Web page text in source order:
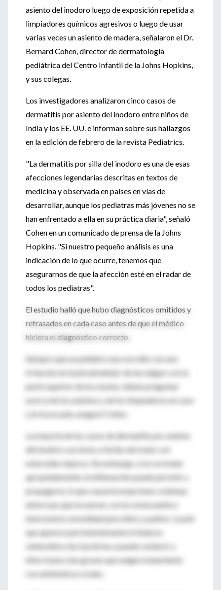
asiento del inodoro luego de exposición repetida a
limpiadores químicos agresivos o luego de usar
varias veces un asiento de madera, señalaron el Dr.
Bernard Cohen, director de dermatología
pediátrica del Centro Infantil de la Johns Hopkins,
y sus colegas.
Los investigadores analizaron cinco casos de
dermatitis por asiento del inodoro entre niños de
India y los EE. UU. e informan sobre sus hallazgos
en la edición de febrero de la revista Pediatrics.
"La dermatitis por silla del inodoro es una de esas
afecciones legendarias descritas en textos de
medicina y observada en países en vías de
desarrollar, aunque los pediatras más jóvenes no se
han enfrentado a ella en su práctica diaria", señaló
Cohen en un comunicado de prensa de la Johns
Hopkins. "Si nuestro pequeño análisis es una
indicación de lo que ocurre, tenemos que
asegurarnos de que la afección esté en el radar de
todos los pediatras".
El estudio halló que hubo diagnósticos omitidos y
retrasados en cada caso antes de que el médico
hiciera el diagnóstico correcto.
Siempre que un pediatra vea a un niño con una
irritación en la piel alrededor de las nalgas o en la
parte superior de los muslos, deben preguntar
acerca de los asientos y de los limpiadores en casa
y en la escuela, aseguró Cohen.
La mayoría de los casos de dermatitis por asiento
del inodoro son leves y fáciles de tratar con
esteroides tópicos. Sin embargo, si no se tratan
apropiadamente, la inflamación puede persistir y
propagarse, lo que causaría erupciones cutáneas
dolorosas que escuecen, con la consecuente e
innecesaria comodidad para niños y padres. La piel
que aparece persistentemente irritada es
vulnerable a las bacterias y puede conducir a
infecciones más graves que exigen tratamiento
con antibióticos orales.